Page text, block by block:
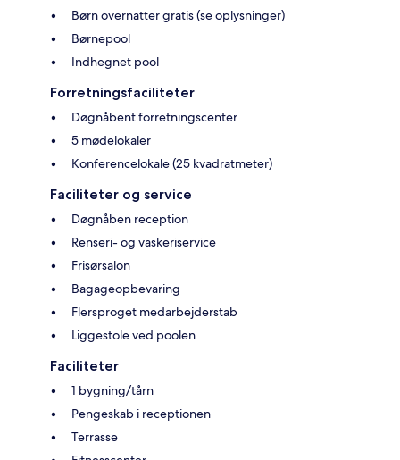
Børn overnatter gratis (se oplysninger)
Børnepool
Indhegnet pool
Forretningsfaciliteter
Døgnåbent forretningscenter
5 mødelokaler
Konferencelokale (25 kvadratmeter)
Faciliteter og service
Døgnåben reception
Renseri- og vaskeriservice
Frisørsalon
Bagageopbevaring
Flersproget medarbejderstab
Liggestole ved poolen
Faciliteter
1 bygning/tårn
Pengeskab i receptionen
Terrasse